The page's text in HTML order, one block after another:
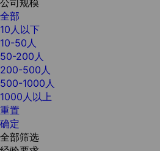
全部
10人以下
10-50人
50-200人
200-500人
500-1000人
1000人以上
重置
确定
全部筛选